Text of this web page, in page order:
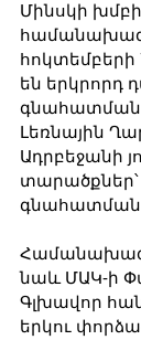
Մինսկի խմբի
հոկտեմբերի
են երկրորդ
գնահատման
Լեռնային
Ադրբեջանի
նաև ՄԱԿ-ի
Գլխավոր
երկու